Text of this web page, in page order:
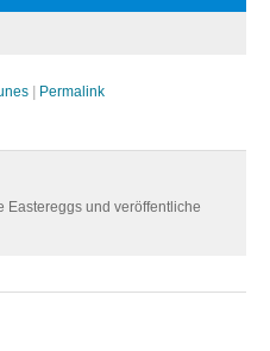
Permalink
Eastereggs und veröffentliche